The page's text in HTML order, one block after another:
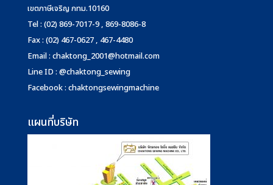
เขตภาษีเจริญ กทม.10160
Tel : (02) 869-7017-9 , 869-8086-8
Fax : (02) 467-0627 , 467-4480
Email : chaktong_2001@hotmail.com
Line ID : @chaktong_sewing
Facebook : chaktongsewingmachine
แผนที่บริษัท